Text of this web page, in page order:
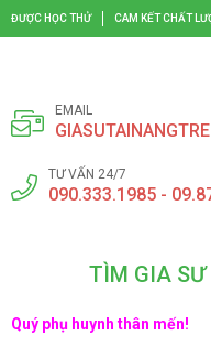
ĐƯỢC HỌC THỬ CAM KẾT CHẤT
EMAIL
TƯ VẤN 24/7
090.333.1985 -
TÌM GIA
Quý phụ huynh thân mến!